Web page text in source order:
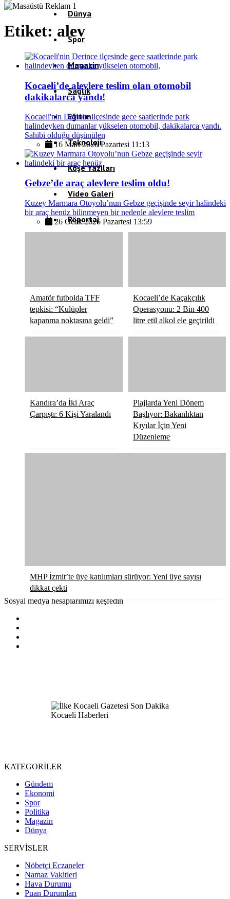
Dünya
Spor
Magazin
Sağlık
Eğitim
Teknoloji
Köşe Yazıları
Video Galeri
Röportaj
Etiket: alev
Kocaeli’de alevlere teslim olan otomobil
dakikalarca yandı!
Kocaeli'nin Derince ilçesinde gece saatlerinde park
halindeyken dumanlar yükselen otomobil, dakikalarca yandı.
Sahibi olduğu düşünülen
16 Mart 2026 Pazartesi 11:13
Gebze’de araç alevlere teslim oldu!
Kuzey Marmara Otoyolu’nun Gebze geçişinde seyir halindeki
bir araç henüz bilinmeyen bir nedenle alevlere teslim
26 Ocak 2026 Pazartesi 13:59
Amatör futbolda TFF
tepkisi: “Kulüpler
kapanma noktasına geldi”
Kocaeli’de Kaçakçılık
Operasyonu: 2 Bin 400
litre etil alkol ele geçirildi
Kandıra’da İki Araç
Çarpıştı: 6 Kişi Yaralandı
Plajlarda Yeni Dönem
Başlıyor: Bakanlıktan
Kıyılar İçin Yeni
Düzenleme
MHP İzmit’te üye katılımları sürüyor: Yeni üye sayısı
dikkat çekti
Sosyal medya hesaplarımızı keşfedin
KATEGORİLER
Gündem
Ekonomi
Spor
Politika
Magazin
Dünya
SERVİSLER
Nöbetçi Eczaneler
Namaz Vakitleri
Hava Durumu
Puan Durumları